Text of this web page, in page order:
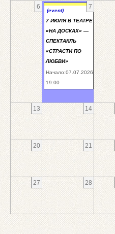
6 7
(event)
7 ИЮЛЯ В ТЕАТРЕ
«НА ДОСКАХ» —
СПЕКТАКЛЬ
«СТРАСТИ ПО
ЛЮБВИ»
Начало:07.07.2026
19:00
13 14
20 21
27 28